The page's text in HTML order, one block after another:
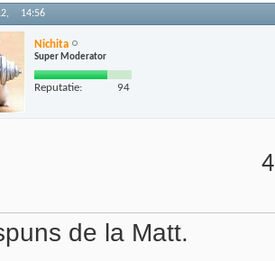
14:56
Nichita
Super Moderator
Reputatie: 94
de la Matt.